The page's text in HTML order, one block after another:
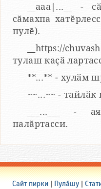
__aaa|...__ -
сӑмахпа
пулӗ).
__https://
тулаш каҫӑ
**...** - хулӑм
~~...~~ -
___...___ -
палӑртасси.
Сайт пирки | Пулӑшу |